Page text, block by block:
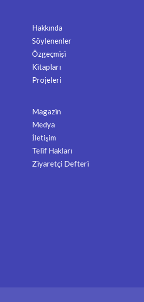
Hakkında
Söylenenler
Özgeçmişi
Kitapları
Projeleri
Magazin
Medya
İletişim
Telif Hakları
Ziyaretçi Defteri